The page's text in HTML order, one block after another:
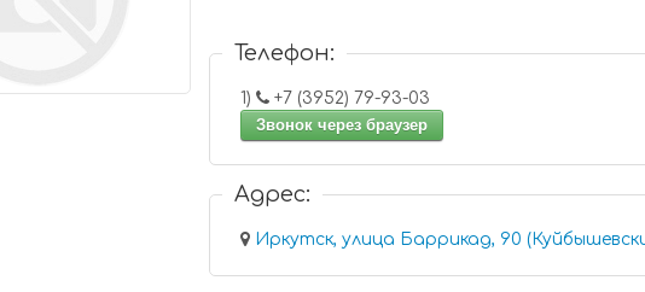
Телефон:
1)
+7 (3952) 79-93-03
Звонок через браузер
Адрес:
Иркутск, улица Баррикад, 90